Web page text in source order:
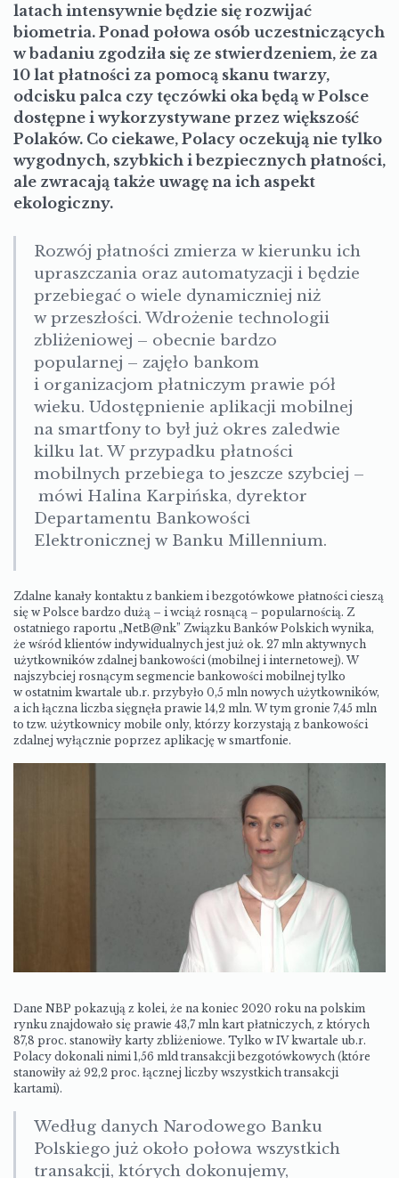
latach intensywnie będzie się rozwijać
biometria. Ponad połowa osób uczestniczących
w badaniu zgodziła się ze stwierdzeniem, że za
10 lat płatności za pomocą skanu twarzy,
odcisku palca czy tęczówki oka będą w Polsce
dostępne i wykorzystywane przez większość
Polaków. Co ciekawe, Polacy oczekują nie tylko
wygodnych, szybkich i bezpiecznych płatności,
ale zwracają także uwagę na ich aspekt
ekologiczny.
Rozwój płatności zmierza w kierunku ich
upraszczania oraz automatyzacji i będzie
przebiegać o wiele dynamiczniej niż
w przeszłości. Wdrożenie technologii
zbliżeniowej – obecnie bardzo
popularnej – zajęło bankom
i organizacjom płatniczym prawie pół
wieku. Udostępnienie aplikacji mobilnej
na smartfony to był już okres zaledwie
kilku lat. W przypadku płatności
mobilnych przebiega to jeszcze szybciej –
mówi Halina Karpińska, dyrektor
Departamentu Bankowości
Elektronicznej w Banku Millennium.
Zdalne kanały kontaktu z bankiem i bezgotówkowe płatności cieszą
się w Polsce bardzo dużą – i wciąż rosnącą – popularnością. Z
ostatniego raportu „NetB@nk” Związku Banków Polskich wynika,
że wśród klientów indywidualnych jest już ok. 27 mln aktywnych
użytkowników zdalnej bankowości (mobilnej i internetowej). W
najszybciej rosnącym segmencie bankowości mobilnej tylko
w ostatnim kwartale ub.r. przybyło 0,5 mln nowych użytkowników,
a ich łączna liczba sięgnęła prawie 14,2 mln. W tym gronie 7,45 mln
to tzw. użytkownicy mobile only, którzy korzystają z bankowości
zdalnej wyłącznie poprzez aplikację w smartfonie.
Dane NBP pokazują z kolei, że na koniec 2020 roku na polskim
rynku znajdowało się prawie 43,7 mln kart płatniczych, z których
87,8 proc. stanowiły karty zbliżeniowe. Tylko w IV kwartale ub.r.
Polacy dokonali nimi 1,56 mld transakcji bezgotówkowych (które
stanowiły aż 92,2 proc. łącznej liczby wszystkich transakcji
kartami).
Według danych Narodowego Banku
Polskiego już około połowa wszystkich
transakcji, których dokonujemy,